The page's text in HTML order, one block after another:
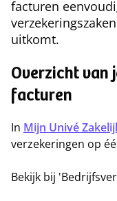
facturen
uitkomt.
Overzicht van
facturen
In Mijn Univé
verzekeringen op
Bekijk bij